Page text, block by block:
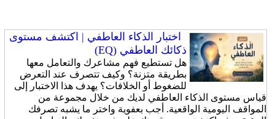
اختبار الذكاء العاطفي | اكتشف مستوى
ذكائك العاطفي (EQ)
هل تستطيع فهم مشاعرك والتعامل معها
بطريقة متزنة؟ وكيف تتصرف عند التعرض
للضغوط أو الخلافات؟ يهدف هذا الاختبار إلى
قياس مستوى الذكاء العاطفي لديك من خلال مجموعة من
المواقف اليومية الواقعية. أجب بعفوية واختر ما يشبه تصرفك